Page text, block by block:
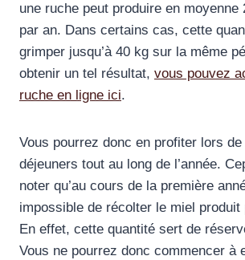
une ruche peut produire en moyenne
par an. Dans certains cas, cette
grimper jusqu’à 40 kg sur la même
obtenir un tel résultat, vous pouvez
ruche en ligne ici.
Vous pourrez donc en profiter lors
déjeuners tout au long de l’année.
noter qu’au cours de la première
impossible de récolter le miel produit
En effet, cette quantité sert de
Vous ne pourrez donc commencer à